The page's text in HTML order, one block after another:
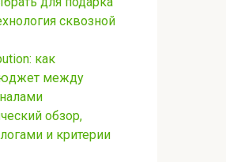
сквозной
как
между
обзор,
и критерии